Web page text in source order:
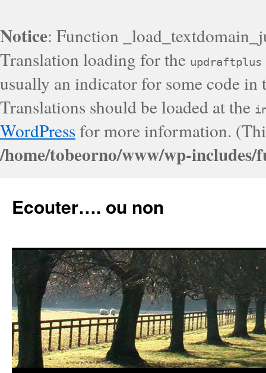
Notice: Function
Translation loading for the updraftplus
usually an indicator for some code
Translations should be loaded at the
WordPressfor more information.
/home/tobeorno/www/wp-includes/
Ecouter…. ou non